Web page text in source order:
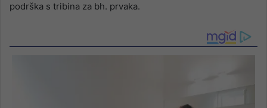
podrška s tribina za bh. prvaka.